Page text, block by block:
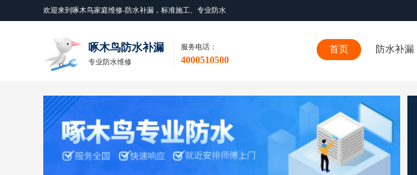
欢迎来到啄木鸟家庭维修-防水补漏，标准施工、专业防水
啄木鸟防水补漏
专业防水维修
服务电话：
4000510500
首页 防水补漏